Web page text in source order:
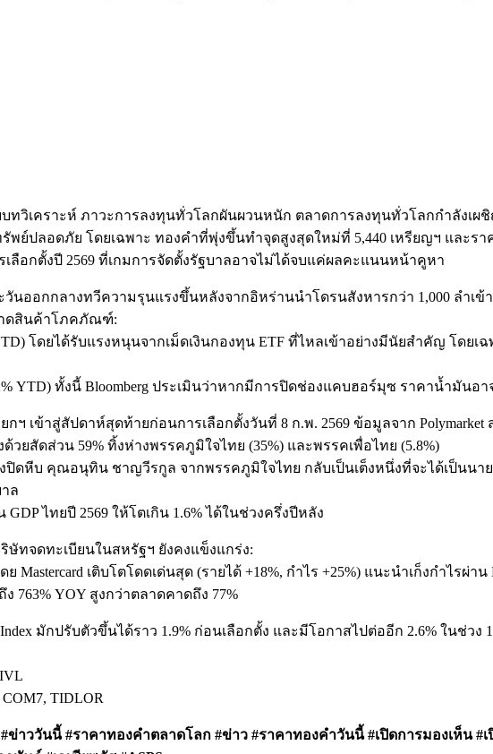
บทวิเคราะห์ ภาวะการลงทุนทั่วโลกผันผวนหนัก ตลาดการลงทุนทั่วโลกกำลังเผ
พย์ปลอดภัย โดยเฉพาะ ทองคำที่พุ่งขึ้นทำจุดสูงสุดใหม่ที่ 5,440 เหรียญฯ และ
อกตั้งปี 2569 ที่เกมการจัดตั้งรัฐบาลอาจไม่ได้จบแค่ผลคะแนนหน้าคูหา
อกกลางทวีความรุนแรงขึ้นหลังจากอิหร่านนำโดรนสังหารกว่า 1,000 ลำเข้
าดสินค้าโภคภัณฑ์:
โดยได้รับแรงหนุนจากเม็ดเงินกองทุน ETF ที่ไหลเข้าอย่างมีนัยสำคัญ โดยเ
YTD) ทั้งนี้ Bloomberg ประเมินว่าหากมีการปิดช่องแคบฮอร์มุซ ราคาน้ำมันอา
กฯ เข้าสู่สัปดาห์สุดท้ายก่อนการเลือกตั้งวันที่ 8 ก.พ. 2569 ข้อมูลจาก
ยสัดส่วน 59% ทิ้งห่างพรรคภูมิใจไทย (35%) และพรรคเพื่อไทย (5.8%)
ดหีบ คุณอนุทิน ชาญวีรกูล จากพรรคภูมิใจไทย กลับเป็นเต็งหนึ่งที่จะได้เป็นนาย
ล
ไทยปี 2569 ให้โตเกิน 1.6% ได้ในช่วงครึ่งปีหลัง
ษัทจดทะเบียนในสหรัฐฯ ยังคงแข็งแกร่ง:
Mastercard เติบโตโดดเด่นสุด (รายได้ +18%, กำไร +25%) แนะนำเก็งกำไรผ่าน
763% YOY สูงกว่าตลาดคาดถึง 77%
มักปรับตัวขึ้นได้ราว 1.9% ก่อนเลือกตั้ง และมีโอกาสไปต่ออีก 2.6% ในช่วง
TIDLOR
ววันนี้ #ราคาทองคำตลาดโลก #ข่าว #ราคาทองคำวันนี้ #เปิดการมองเห็น #